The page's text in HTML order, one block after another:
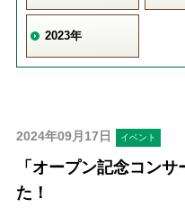
2023年
2024年09月17日 イベント
「オープン記念コン
た！